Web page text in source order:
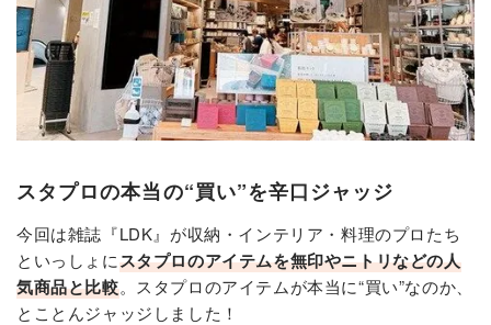
スタプロの本当の“買い”を辛口ジャッジ
今回は雑誌『LDK』が収納・インテリア・料理のプロたち
といっしょにスタプロのアイテムを無印やニトリなどの人
気商品と比較。スタプロのアイテムが本当に“買い”なのか、
とことんジャッジしました！